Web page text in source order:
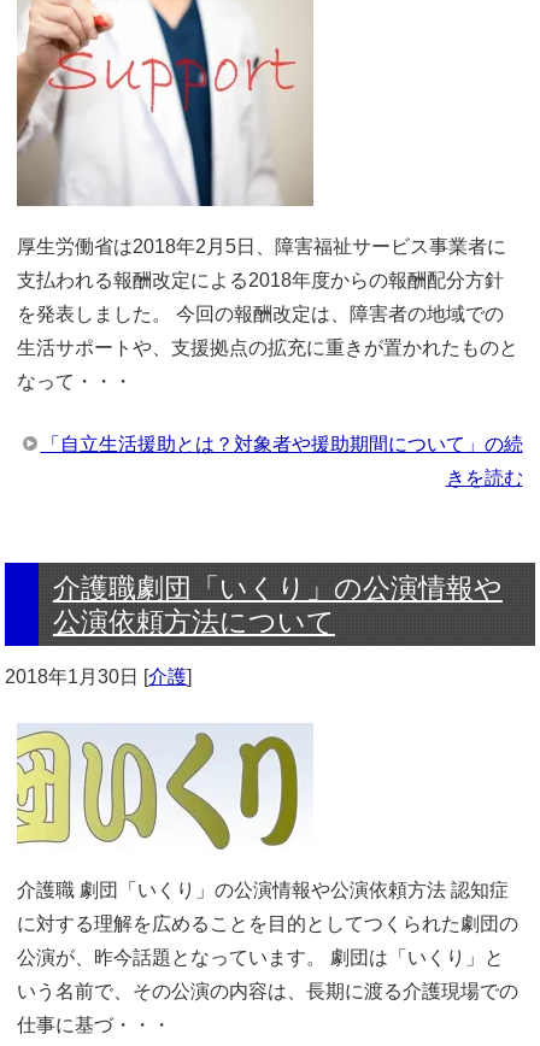
厚生労働省は2018年2月5日、障害福祉サービス事業者に
支払われる報酬改定による2018年度からの報酬配分方針
を発表しました。 今回の報酬改定は、障害者の地域での
生活サポートや、支援拠点の拡充に重きが置かれたものと
なって・・・
「自立生活援助とは？対象者や援助期間について」の続
きを読む
介護職劇団「いくり」の公演情報や
公演依頼方法について
2018年1月30日 [介護]
介護職 劇団「いくり」の公演情報や公演依頼方法 認知症
に対する理解を広めることを目的としてつくられた劇団の
公演が、昨今話題となっています。 劇団は「いくり」と
いう名前で、その公演の内容は、長期に渡る介護現場での
仕事に基づ・・・